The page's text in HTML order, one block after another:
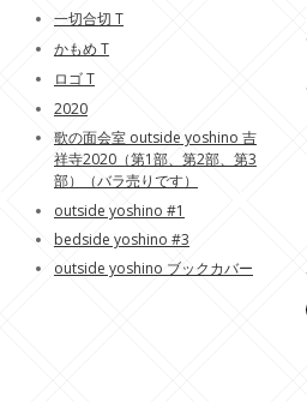
一切合切 T
かもめ T
ロゴ T
2020
歌の面会室 outside yoshino 吉
祥寺2020（第1部、第2部、第3
部）（バラ売りです）
outside yoshino #1
bedside yoshino #3
outside yoshino ブックカバー